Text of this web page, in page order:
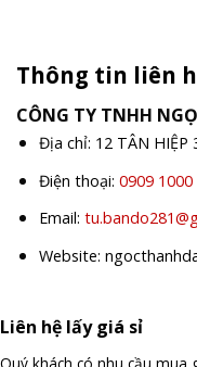
Thông tin liên
CÔNG TY TNHH
Địa chỉ: 12 TÂN HIỆP
Điện thoại: 0909 1000
Email:
Website:
Liên hệ lấy giá sỉ
Quý khách có nhu cầu mua